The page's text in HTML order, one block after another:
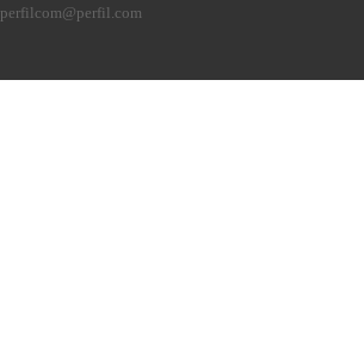
perfilcom@perfil.com